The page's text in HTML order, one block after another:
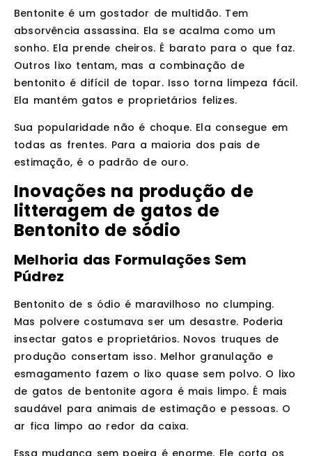
Bentonite é um gostador de multidão. Tem
absorvência assassina. Ela se acalma como um
sonho. Ela prende cheiros. É barato para o que faz.
Outros lixo tentam, mas a combinação de
bentonito é difícil de topar. Isso torna limpeza fácil.
Ela mantém gatos e proprietários felizes.
Sua popularidade não é choque. Ela consegue em
todas as frentes. Para a maioria dos pais de
estimação, é o padrão de ouro.
Inovações na produção de
litteragem de gatos de
Bentonito de sódio
Melhoria das Formulações Sem
Púdrez
Bentonito de s ódio é maravilhoso no clumping.
Mas polvere costumava ser um desastre. Poderia
insectar gatos e proprietários. Novos truques de
produção consertam isso. Melhor granulação e
esmagamento fazem o lixo quase sem polvo. O lixo
de gatos de bentonite agora é mais limpo. É mais
saudável para animais de estimação e pessoas. O
ar fica limpo ao redor da caixa.
Essa mudança sem poeira é enorme. Ele corta os